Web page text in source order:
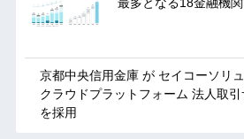
最多となる18金融機
京都中央信用金庫 が セイコーソリ
クラウドプラットフォーム 法人取引
を採用